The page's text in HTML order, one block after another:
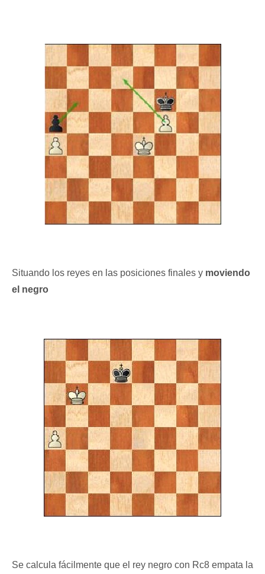
Situando los reyes en las posiciones finales y moviendo
el negro
Se calcula fácilmente que el rey negro con Rc8 empata la